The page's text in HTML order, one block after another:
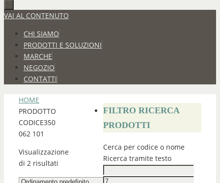
VAI AL CONTENUTO
CHI SIAMO
PRODOTTI E SOLUZIONI
MARCHE
NEGOZIO
CONTATTI
HOME
PRODOTTO
CODICE350
062 101
Visualizzazione
di 2 risultati
FILTRO RICERCA
PRODOTTI
Cerca per codice o nome
Ricerca tramite testo